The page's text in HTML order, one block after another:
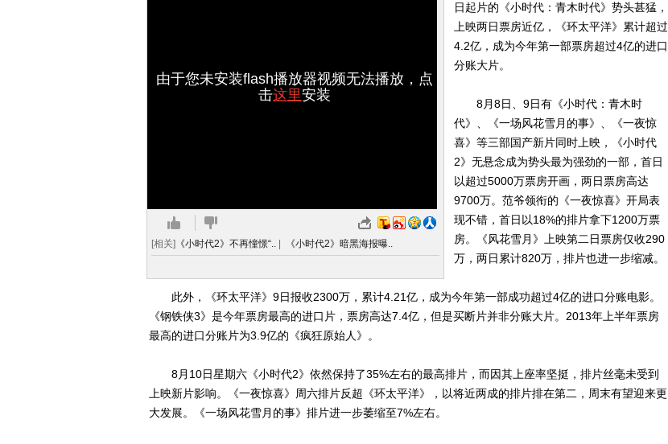
由于您未安装flash播放器视频无法播放，点
击这里安装
[相关] 《小时代2》不再憧憬“.. 《小时代2》暗黑海报曝..
日起片的《小时代：青木时代》势头甚猛，
上映两日票房近亿，《环太平洋》累计超过
4.2亿，成为今年第一部票房超过4亿的进口
分账大片。
8月8日、9日有《小时代：青木时
代》、《一场风花雪月的事》、《一夜惊
喜》等三部国产新片同时上映，《小时代
2》无悬念成为势头最为强劲的一部，首日
以超过5000万票房开画，两日票房高达
9700万。范爷领衔的《一夜惊喜》开局表
现不错，首日以18%的排片拿下1200万票
房。《风花雪月》上映第二日票房仅收290
万，两日累计820万，排片也进一步缩减。
此外，《环太平洋》9日报收2300万，累计4.21亿，成为今年第一部成功超过4亿的进口分账电影。
《钢铁侠3》是今年票房最高的进口片，票房高达7.4亿，但是买断片并非分账大片。2013年上半年票房
最高的进口分账片为3.9亿的《疯狂原始人》。
8月10日星期六《小时代2》依然保持了35%左右的最高排片，而因其上座率坚挺，排片丝毫未受到
上映新片影响。《一夜惊喜》周六排片反超《环太平洋》，以将近两成的排片排在第二，周末有望迎来更
大发展。《一场风花雪月的事》排片进一步萎缩至7%左右。